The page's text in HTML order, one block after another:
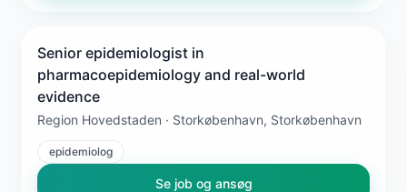
Senior epidemiologist in
pharmacoepidemiology and real-world
evidence
Region Hovedstaden · Storkøbenhavn, Storkøbenhavn
epidemiolog
Se job og ansøg